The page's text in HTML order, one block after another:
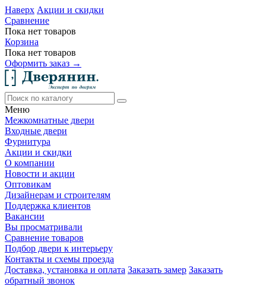
Наверх Акции и скидки
Сравнение
Пока нет товаров
Корзина
Пока нет товаров
Оформить заказ →
Меню
Межкомнатные двери
Входные двери
Фурнитура
Акции и скидки
О компании
Новости и акции
Оптовикам
Дизайнерам и строителям
Поддержка клиентов
Вакансии
Вы просматривали
Сравнение товаров
Подбор двери к интерьеру
Контакты и схемы проезда
Доставка, установка и оплата Заказать замер Заказать
обратный звонок